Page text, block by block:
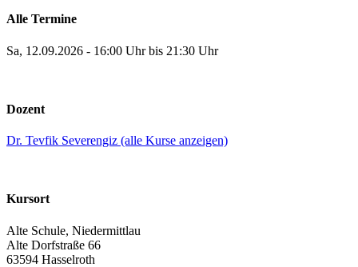
Alle Termine
Sa, 12.09.2026 - 16:00 Uhr bis 21:30 Uhr
Dozent
Dr. Tevfik Severengiz (alle Kurse anzeigen)
Kursort
Alte Schule, Niedermittlau
Alte Dorfstraße 66
63594 Hasselroth